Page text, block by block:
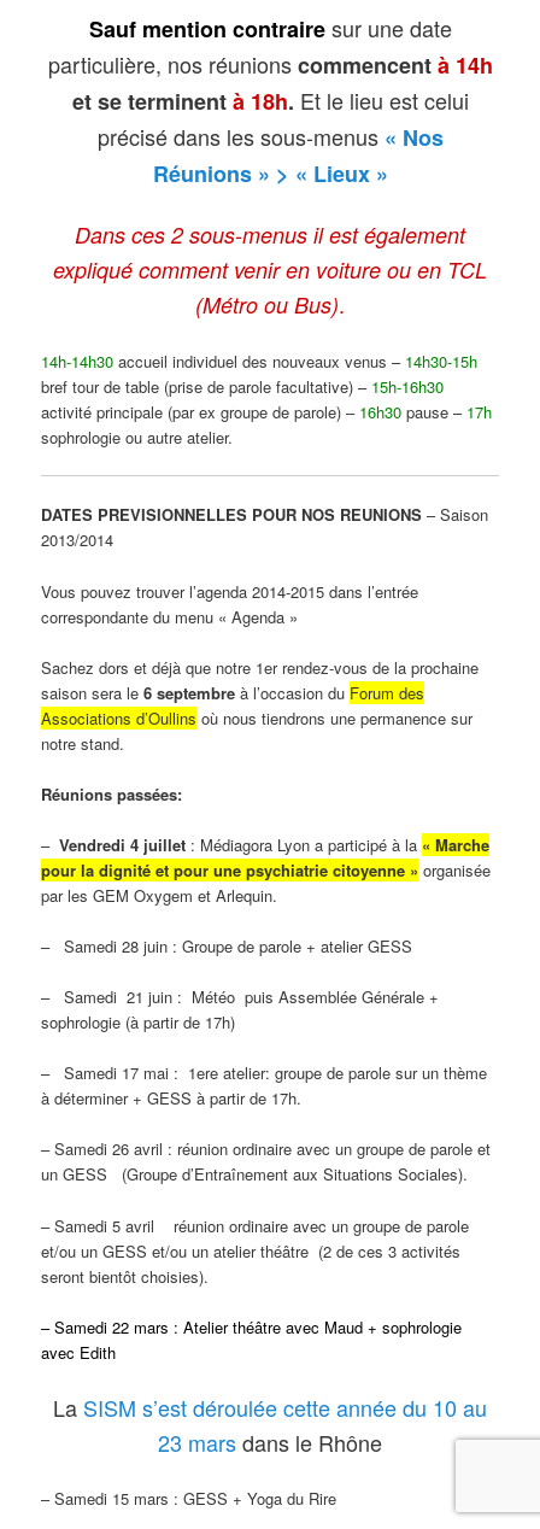
Sauf mention contrairesur une date
particulière, nos réunionscommencent à 14h
et se terminentà 18h. Et le lieu est celui
précisé dans les sous-menus « Nos
Réunions » > « Lieux »
Dans ces 2 sous-menus il est également
expliqué comment venir en voiture ou en TCL
(Métro ou Bus).
14h-14h30 accueil individuel des nouveaux venus – 14h30-15h
bref tour de table (prise de parole facultative) – 15h-16h30
activité principale (par ex groupe de parole) – 16h30 pause – 17h
sophrologie ou autre atelier.
DATES PREVISIONNELLES POUR NOS REUNIONS – Saison
2013/2014
Vous pouvez trouver l’agenda 2014-2015 dans l’entrée
correspondante du menu « Agenda »
Sachez dors et déjà que notre 1er rendez-vous de la prochaine
saison sera le6 septembre à l’occasion du Forum des
Associations d’Oullins où nous tiendrons une permanence sur
notre stand.
Réunions passées:
–Vendredi 4 juillet : Médiagora Lyon a participé à la « Marche
pour la dignité et pour une psychiatrie citoyenne » organisée
par les GEM Oxygem et Arlequin.
– Samedi 28 juin : Groupe de parole + atelier GESS
– Samedi 21 juin : Météo puis Assemblée Générale +
sophrologie (à partir de 17h)
– Samedi 17 mai : 1ere atelier: groupe de parole sur un thème
à déterminer + GESS à partir de 17h.
– Samedi 26 avril : réunion ordinaire avec un groupe de parole et
un GESS (Groupe d’Entraînement aux Situations Sociales).
– Samedi 5 avril
réunion ordinaire avec un groupe de parole
et/ou un GESS et/ou un atelier théâtre (2 de ces 3 activités
seront bientôt choisies).
– Samedi 22 mars : Atelier théâtre avec Maud + sophrologie
avec Edith
La SISM s’est déroulée cette année du 10 au
23 marsdans le Rhône
– Samedi 15 mars : GESS + Yoga du Rire